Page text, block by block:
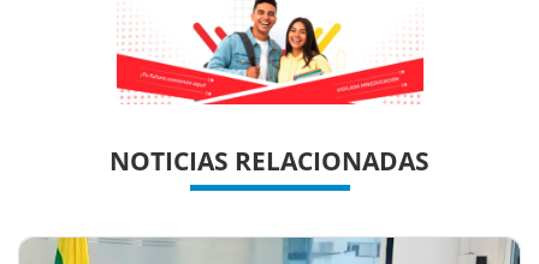
NOTICIAS RELACIONADAS